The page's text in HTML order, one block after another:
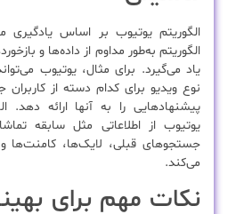
الگوریتم یوتیوب بر اساس
الگوریتم به‌طور مداوم از داده‌ها و
یاد می‌گیرد. برای مثال، یوتیوب
نوع ویدیو برای کدام دسته از
پیشنهادهایی را به آنها ارائه دهد.
یوتیوب از اطلاعاتی مثل سابقه
جستجوهای قبلی، لایک‌ها، کامنت‌ها و
می‌کند.
نکات مهم برای